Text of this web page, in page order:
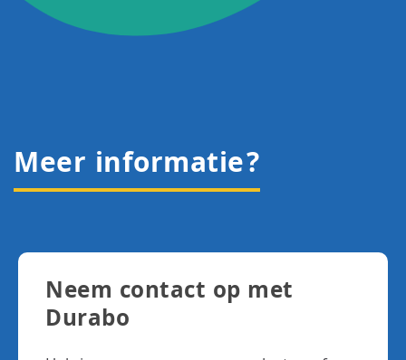
Meer informatie?
Neem contact op met
Durabo